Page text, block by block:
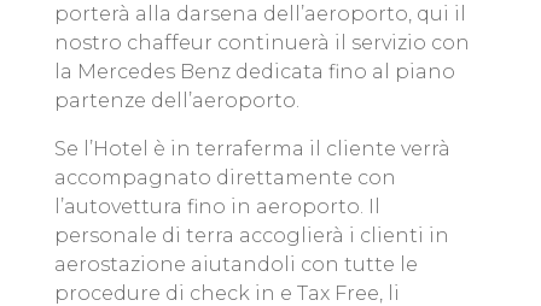
porterà alla darsena dell’aeroporto, qui il
nostro chaffeur continuerà il servizio con
la Mercedes Benz dedicata fino al piano
partenze dell’aeroporto.
Se l’Hotel è in terraferma il cliente verrà
accompagnato direttamente con
l’autovettura fino in aeroporto. Il
personale di terra accoglierà i clienti in
aerostazione aiutandoli con tutte le
procedure di check in e Tax Free, li